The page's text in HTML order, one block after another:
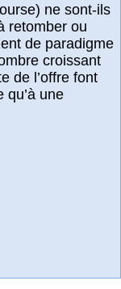
ne sont-ils
retomber ou
de paradigme
croissant
de l’offre font
qu’à une